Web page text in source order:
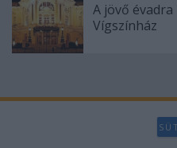
A jövő
Vígszínház